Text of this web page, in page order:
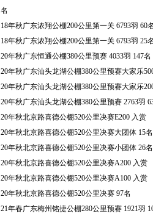
名
18年秋广东浓翔公棚200公里第一关 6793羽 60
18年秋广东浓翔公棚200公里第一关 6793羽 25
20年秋广东恒通公棚380公里预赛 4033羽 147名
20年秋广东汕头龙湖公棚380公里预赛大家乐
20年秋广东汕头龙湖公棚380公里预赛大家乐
20年秋广东汕头龙湖公棚380公里预赛 2763羽
20年秋北京路喜德公棚520公里决赛E200 入赏
20年秋北京路喜德公棚520公里决赛大团体 15名
20年秋北京路喜德公棚520公里决赛小团体 26名
20年秋北京路喜德公棚520公里决赛A200 入赏
20年秋北京路喜德公棚520公里决赛A100 入赏
20年秋北京路喜德公棚520公里决赛 97名
21年春广东梅州铭捷公棚280公里预赛 1921羽